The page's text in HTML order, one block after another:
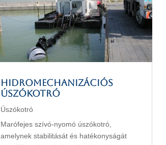
Hidromechanizációs
úszókotró
Úszókotró
Marófejes szívó-nyomó úszókotró,
amelynek stabilitását és hatékonyságát